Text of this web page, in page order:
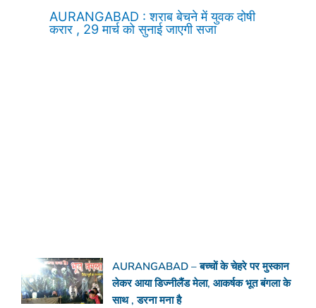
AURANGABAD : शराब बेचने में युवक दोषी
करार , 29 मार्च को सुनाई जाएगी सजा
AURANGABAD – बच्चों के चेहरे पर मुस्कान
लेकर आया डिज्नीलैंड मेला, आकर्षक भूत बंगला के
साथ , डरना मना है